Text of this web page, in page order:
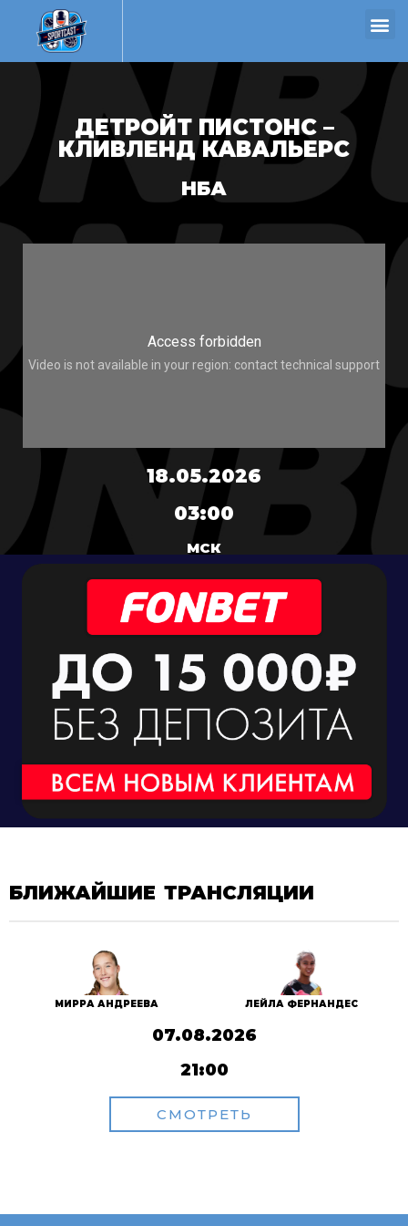
ДЕТРОЙТ ПИСТОНС –
КЛИВЛЕНД КАВАЛЬЕРС
НБА
18.05.2026
03:00
МСК
БЛИЖАЙШИЕ ТРАНСЛЯЦИИ
МИРРА АНДРЕЕВА ЛЕЙЛА ФЕРНАНДЕС
07.08.2026
21:00
СМОТРЕТЬ